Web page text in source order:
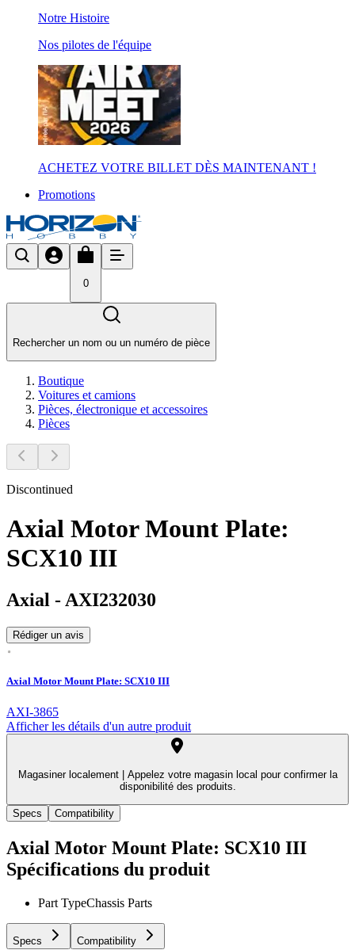
Notre Histoire
Nos pilotes de l'équipe
ACHETEZ VOTRE BILLET DÈS MAINTENANT !
Promotions
0
Rechercher un nom ou un numéro de pièce
Boutique
Voitures et camions
Pièces, électronique et accessoires
Pièces
Discontinued
Axial Motor Mount Plate:
SCX10 III
Axial - AXI232030
Rédiger un avis
Axial Motor Mount Plate: SCX10 III
AXI-3865
Afficher les détails d'un autre produit
Magasiner localement |Appelez votre magasin local pour confirmer la
disponibilité des produits.
Specs Compatibility
Axial Motor Mount Plate: SCX10 III
Spécifications du produit
Part TypeChassis Parts
Specs Compatibility